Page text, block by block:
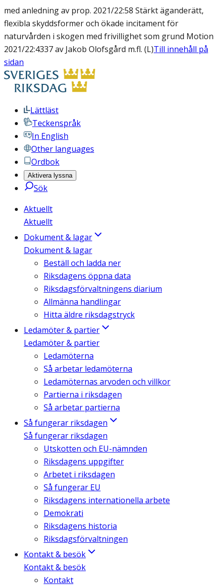
med anledning av prop. 2021/22:58 Stärkt äganderätt,
flexibla skyddsformer och ökade incitament för
naturvården i skogen med frivillighet som grund Motion
2021/22:4337 av Jakob Olofsgård m.fl. (L)Till innehåll på
sidan
Lättläst
Teckenspråk
In English
Other languages
Ordbok
Aktivera lyssna
Sök
Aktuellt
Aktuellt
Dokument & lagar
Dokument & lagar
Beställ och ladda ner
Riksdagens öppna data
Riksdagsförvaltningens diarium
Allmänna handlingar
Hitta äldre riksdagstryck
Ledamöter & partier
Ledamöter & partier
Ledamöterna
Så arbetar ledamöterna
Ledamöternas arvoden och villkor
Partierna i riksdagen
Så arbetar partierna
Så fungerar riksdagen
Så fungerar riksdagen
Utskotten och EU-nämnden
Riksdagens uppgifter
Arbetet i riksdagen
Så fungerar EU
Riksdagens internationella arbete
Demokrati
Riksdagens historia
Riksdagsförvaltningen
Kontakt & besök
Kontakt & besök
Kontakt